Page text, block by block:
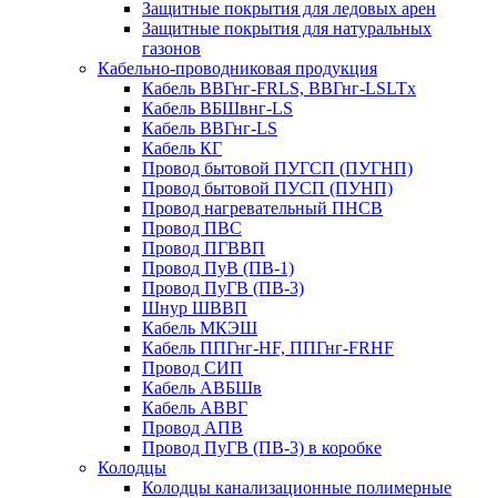
Защитные покрытия для ледовых арен
Защитные покрытия для натуральных
газонов
Кабельно-проводниковая продукция
Кабель ВВГнг-FRLS, ВВГнг-LSLTx
Кабель ВБШвнг-LS
Кабель ВВГнг-LS
Кабель КГ
Провод бытовой ПУГСП (ПУГНП)
Провод бытовой ПУСП (ПУНП)
Провод нагревательный ПНСВ
Провод ПВС
Провод ПГВВП
Провод ПуВ (ПВ-1)
Провод ПуГВ (ПВ-3)
Шнур ШВВП
Кабель МКЭШ
Кабель ППГнг-HF, ППГнг-FRHF
Провод СИП
Кабель АВБШв
Кабель АВВГ
Провод АПВ
Провод ПуГВ (ПВ-3) в коробке
Колодцы
Колодцы канализационные полимерные